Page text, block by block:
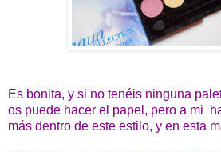
Es bonita, y si no tenéis ninguna
os puede hacer el papel, pero a mi
más dentro de este estilo, y en esta